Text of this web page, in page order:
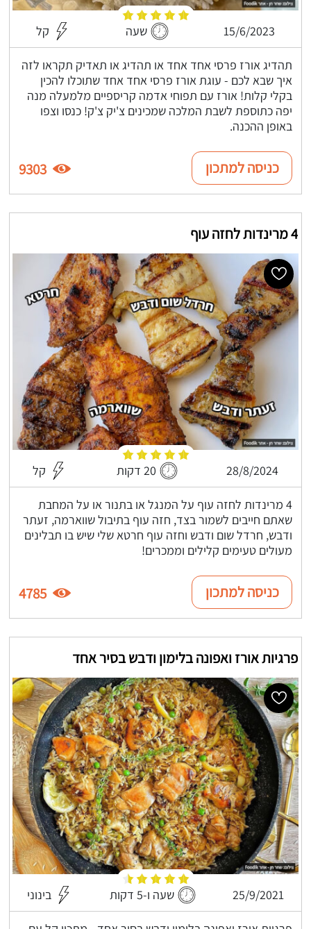
15/6/2023 שעה קל
תהדיג אורז פרסי אחד אחד או תהדיג או תאדיק תקראו לזה
איך שבא לכם - עוגת אורז פרסי אחד אחד שתוכלו להכין
בקלי קלות! אורז עם תפוחי אדמה קריספיים מלמעלה מנה
יפה כתוספת לשבת המלכה שמכינים צ'יק צ'ק! כנסו וצפו
באופן ההכנה.
כניסה למתכון 9303
4 מרינדות לחזה עוף
28/8/2024 20 דקות קל
4 מרינדות לחזה עוף על המנגל או בתנור או על המחבת
שאתם חייבים לשמור בצד, חזה עוף בתיבול שווארמה, זעתר
ודבש, חרדל שום ודבש וחזה עוף חרטא שלי שיש בו תבלינים
מעולים טעימים קלילים וממכרים!
כניסה למתכון 4785
פרגיות אורז ואפונה בלימון ודבש בסיר אחד
25/9/2021 שעה ו-5 דקות בינוני